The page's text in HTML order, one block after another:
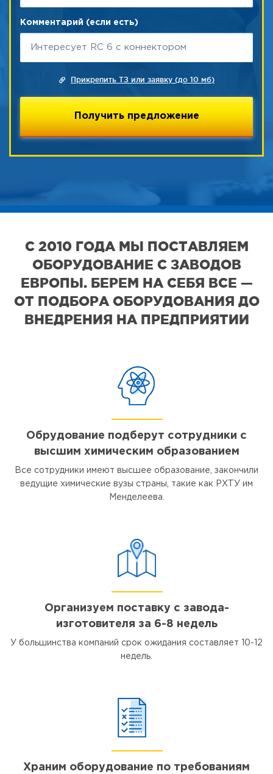
Комментарий (если есть)
Прикрепить ТЗ или заявку (до 10 мб)
С 2010 ГОДА МЫ ПОСТАВЛЯЕМ
ОБОРУДОВАНИЕ С ЗАВОДОВ
ЕВРОПЫ. БЕРЕМ НА СЕБЯ ВСЕ —
ОТ ПОДБОРА ОБОРУДОВАНИЯ ДО
ВНЕДРЕНИЯ НА ПРЕДПРИЯТИИ
Обрудование подберут сотрудники с
высшим химическим образованием
Все сотрудники имеют высшее образование, закончили
ведущие химические вузы страны, такие как РХТУ им
Менделеева.
Организуем поставку с завода-
изготовителя за 6-8 недель
У большинства компаний срок ожидания составляет 10-12
недель.
Храним оборудование по требованиям